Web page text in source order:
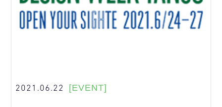
2021.06.22 [EVENT]